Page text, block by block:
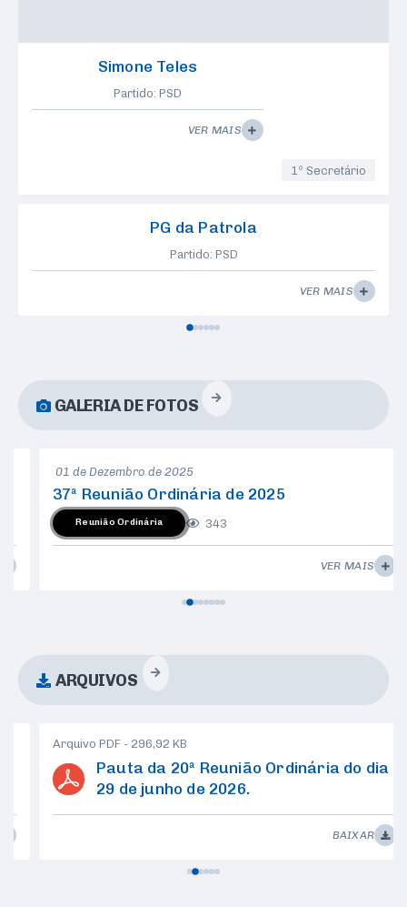
Simone Teles
1º Secretário
Partido: PSD
VER MAIS
PG da Patrola
Partido: PSD
VER MAIS
GALERIA DE FOTOS
Reunião Ordinária
01 de Dezembro de 2025
37ª Reunião Ordinária de 2025
343
VER MAIS
ARQUIVOS
Pauta da 20ª Reunião Ordinária do dia
29 de junho de 2026.
PDF 296,92 KB
BAIXAR